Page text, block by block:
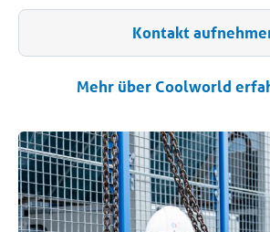
Kontakt
Mehr über Coolworld